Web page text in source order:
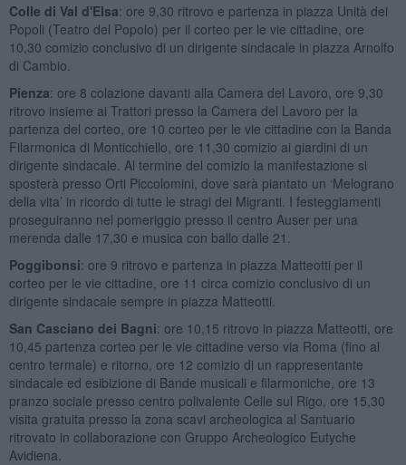
Colle di Val d'Elsa: ore 9,30 ritrovo e partenza in piazza Unità dei
Popoli (Teatro del Popolo) per il corteo per le vie cittadine, ore
10,30 comizio conclusivo di un dirigente sindacale in piazza Arnolfo
di Cambio.
Pienza: ore 8 colazione davanti alla Camera del Lavoro, ore 9,30
ritrovo insieme ai Trattori presso la Camera del Lavoro per la
partenza del corteo, ore 10 corteo per le vie cittadine con la Banda
Filarmonica di Monticchiello, ore 11,30 comizio ai giardini di un
dirigente sindacale. Al termine del comizio la manifestazione si
sposterà presso Orti Piccolomini, dove sarà piantato un ‘Melograno
della vita’ in ricordo di tutte le stragi dei Migranti. I festeggiamenti
proseguiranno nel pomeriggio presso il centro Auser per una
merenda dalle 17,30 e musica con ballo dalle 21.
Poggibonsi: ore 9 ritrovo e partenza in piazza Matteotti per il
corteo per le vie cittadine, ore 11 circa comizio conclusivo di un
dirigente sindacale sempre in piazza Matteotti.
San Casciano dei Bagni: ore 10,15 ritrovo in piazza Matteotti, ore
10,45 partenza corteo per le vie cittadine verso via Roma (fino al
centro termale) e ritorno, ore 12 comizio di un rappresentante
sindacale ed esibizione di Bande musicali e filarmoniche, ore 13
pranzo sociale presso centro polivalente Celle sul Rigo, ore 15,30
visita gratuita presso la zona scavi archeologica al Santuario
ritrovato in collaborazione con Gruppo Archeologico Eutyche
Avidiena.